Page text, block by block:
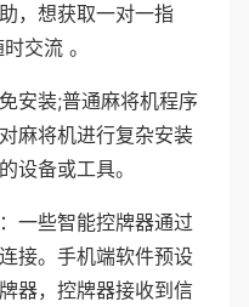
，想获取一对一指
交流 。
安装;普通麻将机程序
麻将机进行复杂安装
设备或工具。
一些智能控牌器通过
接。手机端软件预设
器，控牌器接收到信